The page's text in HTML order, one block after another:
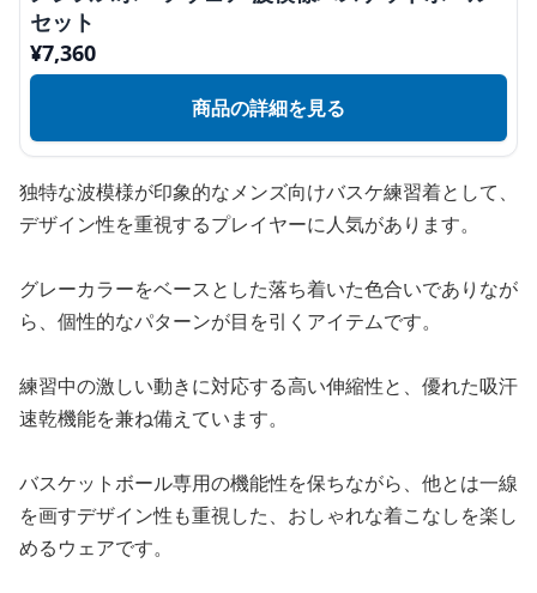
セット
¥7,360
商品の詳細を見る
独特な波模様が印象的なメンズ向けバスケ練習着として、
デザイン性を重視するプレイヤーに人気があります。
グレーカラーをベースとした落ち着いた色合いでありなが
ら、個性的なパターンが目を引くアイテムです。
練習中の激しい動きに対応する高い伸縮性と、優れた吸汗
速乾機能を兼ね備えています。
バスケットボール専用の機能性を保ちながら、他とは一線
を画すデザイン性も重視した、おしゃれな着こなしを楽し
めるウェアです。